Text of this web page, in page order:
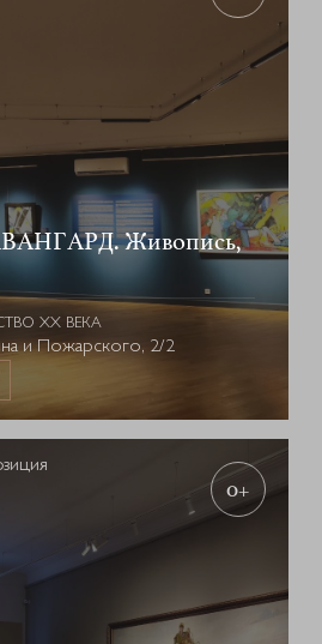
Живопись,
XX ВЕКА
и Пожарского, 2/2
0+